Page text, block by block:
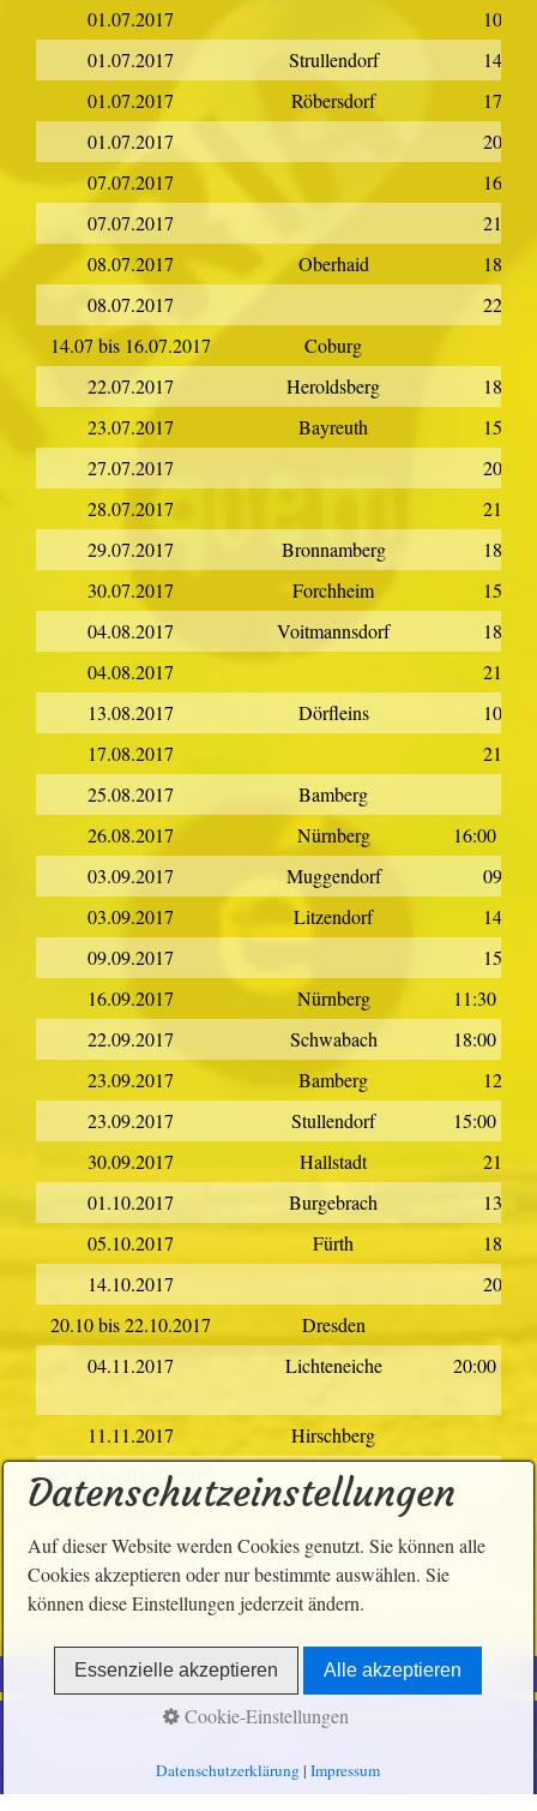
01.07.2017
10:00
01.07.2017
Strullendorf
14:00
01.07.2017
Röbersdorf
17:00
01.07.2017
20:00
07.07.2017
16:00
07.07.2017
21:00
08.07.2017
Oberhaid
18:40
08.07.2017
22:30
14.07 bis 16.07.2017
Coburg
22.07.2017
Heroldsberg
18:00
23.07.2017
Bayreuth
15:00
27.07.2017
20:00
28.07.2017
21:00
29.07.2017
Bronnamberg
18:00
30.07.2017
Forchheim
15:00
04.08.2017
Voitmannsdorf
18:30
04.08.2017
21:00
13.08.2017
Dörfleins
10:00
17.08.2017
21:00
25.08.2017
Bamberg
26.08.2017
Nürnberg
16:00 -
03.09.2017
Muggendorf
09:00
03.09.2017
Litzendorf
14:00
09.09.2017
15:00
16.09.2017
Nürnberg
11:30 -
22.09.2017
Schwabach
18:00 -
23.09.2017
Bamberg
12:30
23.09.2017
Stullendorf
15:00 -
30.09.2017
Hallstadt
21:00
01.10.2017
Burgebrach
13:00
05.10.2017
Fürth
18:00
14.10.2017
20:00
20.10 bis 22.10.2017
Dresden
04.11.2017
Lichteneiche 20:00 -
11.11.2017
Hirschberg
16.11. bis 01.12.2017
18.12.2017
Forchheim 19:00
Datenschutz
© 2024 Bateria quem é
Datenschutzeinstellungen
Auf dieser Website werden Cookies genutzt. Sie können alle
Cookies akzeptieren oder nur bestimmte auswählen. Sie
können diese Einstellungen jederzeit ändern.
Essenzielle akzeptieren Alle akzeptieren
Cookie-Einstellungen
Datenschutzerklärung |Impressum